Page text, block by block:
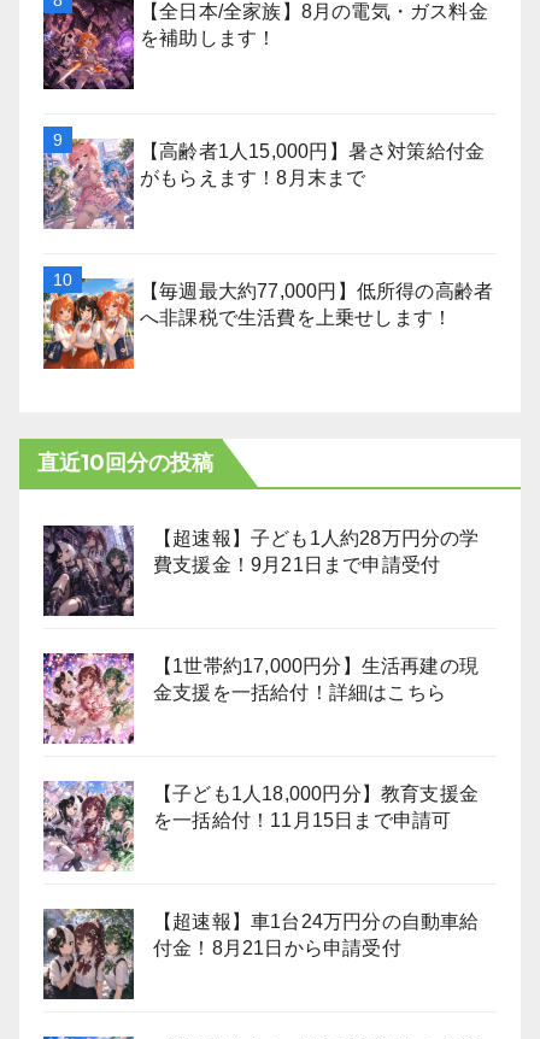
【全日本/全家族】8月の電気・ガス料金
を補助します！
【高齢者1人15,000円】暑さ対策給付金
がもらえます！8月末まで
【毎週最大約77,000円】低所得の高齢者
へ非課税で生活費を上乗せします！
直近10回分の投稿
【超速報】子ども1人約28万円分の学
費支援金！9月21日まで申請受付
【1世帯約17,000円分】生活再建の現
金支援を一括給付！詳細はこちら
【子ども1人18,000円分】教育支援金
を一括給付！11月15日まで申請可
【超速報】車1台24万円分の自動車給
付金！8月21日から申請受付